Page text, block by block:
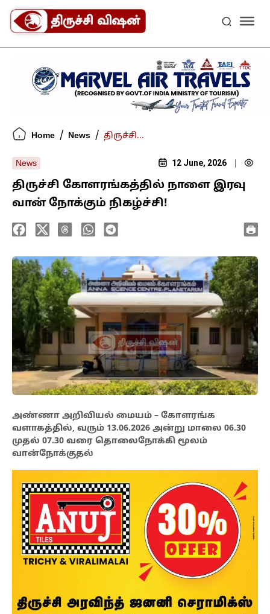
Home / News / திருச்சி...
News 12 June, 2026
திருச்சி கோளரங்கத்தில் நாளை இரவு
வான் நோக்கும் நிகழ்ச்சி!
அண்ணா அறிவியல் மையம் – கோளரங்க
வளாகத்தில், வரும் 13.06.2026 அன்று மாலை 06.30
முதல் 07.30 வரை தொலைநோக்கி மூலம்
வான்நோக்குதல்